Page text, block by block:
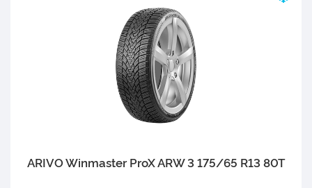
ARIVO Winmaster ProX ARW 3 175/65 R13 80T